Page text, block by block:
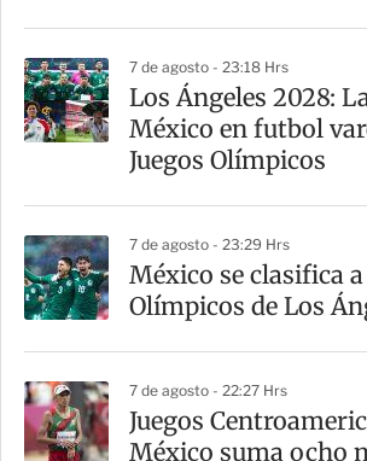
7 de agosto - 23:18 Hrs
Los Ángeles 2028:
México en futbol
Juegos Olímpicos
7 de agosto - 23:29 Hrs
México se clasifica a
Olímpicos de Los
7 de agosto - 22:27 Hrs
Juegos
México suma ocho